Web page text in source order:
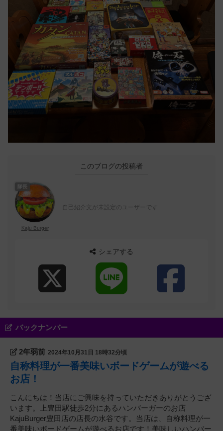
このブログの投稿者
隊長
Kaju Burger
自己紹介文が未設定のユーザーです
シェアする
バックナンバー
2年弱前 2024年10月31日 18時32分頃
自称料理が一番美味いボードゲームが遊べる
お店！
こんにちは！当店にご興味を持っていただきありがとうござ
います。上豊田駅徒歩2分にあるハンバーガーのお店
KajuBurger豊田店の店長の水谷です。当店は、自称料理が一
番美味いボードゲームが遊べるお店です！美味しいハンバー